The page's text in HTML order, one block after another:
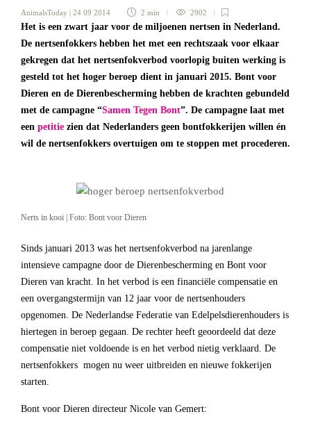
AnimalsToday | 24 09 2014 2 min 2902
Het is een zwart jaar voor de miljoenen nertsen in Nederland.
De nertsenfokkers hebben het met een rechtszaak voor elkaar
gekregen dat het nertsenfokverbod voorlopig buiten werking is
gesteld tot het hoger beroep dient in januari 2015. Bont voor
Dieren en de Dierenbescherming hebben de krachten gebundeld
met de campagne “Samen Tegen Bont”. De campagne laat met
een petitie zien dat Nederlanders geen bontfokkerijen willen én
wil de nertsenfokkers overtuigen om te stoppen met procederen.
Nerts in kooi | Foto: Bont voor Dieren
Sinds januari 2013 was het nertsenfokverbod na jarenlange
intensieve campagne door de Dierenbescherming en Bont voor
Dieren van kracht. In het verbod is een financiële compensatie en
een overgangstermijn van 12 jaar voor de nertsenhouders
opgenomen. De Nederlandse Federatie van Edelpelsdierenhouders is
hiertegen in beroep gegaan. De rechter heeft geoordeeld dat deze
compensatie niet voldoende is en het verbod nietig verklaard. De
nertsenfokkers mogen nu weer uitbreiden en nieuwe fokkerijen
starten.
Bont voor Dieren directeur Nicole van Gemert: